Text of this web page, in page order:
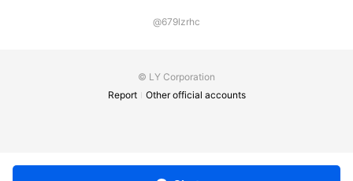
@679lzrhc
© LY Corporation
Report
Other official accounts